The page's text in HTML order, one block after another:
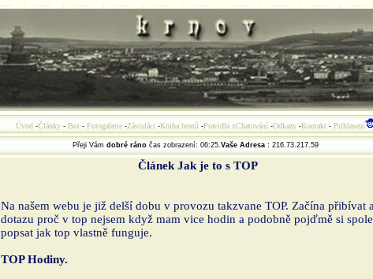
Úvod -Články - Bot - Fotogalerie -Závisláci -Kniha hostů -Pravidla xChatování -Odkazy -Kontakt - Prihlasení
Přeji Vám dobré ráno čas zobrazení: 06:25.Vaše Adresa : 216.73.217.59
Článek Jak je to s TOP
Na našem webu je již delší dobu v provozu takzvane TOP. Začína přibívat
dotazu proč v top nejsem když mam vice hodin a podobně pojďmě si
popsat jak top vlastně funguje.
TOP Hodiny.